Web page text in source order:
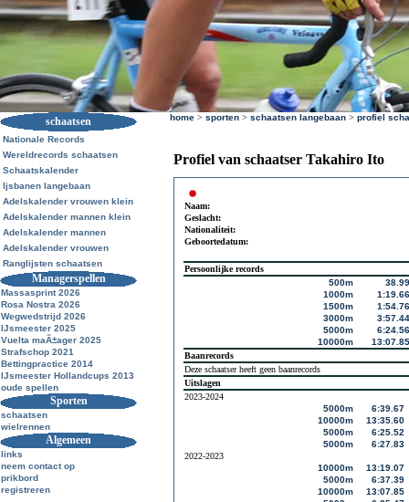
schaatsen
Nationale Records
Wereldrecords schaatsen
Schaatskalender
Ijsbanen langebaan
Adelskalender vrouwen klein
Adelskalender mannen klein
Adelskalender mannen
Adelskalender vrouwen
Ranglijsten schaatsen
Managerspellen
Massasprint 2026
Rosa Nostra 2026
Wegwedstrijd 2026
IJsmeester 2025
Vuelta maÃ±ager 2025
Strafschop 2021
Bettingpractice 2014
IJsmeester Hollandcups 2013
oude spellen
Sporten
schaatsen
wielrennen
Algemeen
links
neem contact op
prikbord
registreren
home > sporten > schaatsen langebaan > profiel
Profiel van schaatser Takahiro Ito
Naam:
Geslacht:
Nationaliteit:
Geboortedatum:
Persoonlijke records
500m
38.99
1000m
1:19.66
1500m
1:54.76
3000m
3:57.44
5000m
6:24.56
10000m
13:07.85
Baanrecords
Deze schaatser heeft geen baanrecords
Uitslagen
2023-2024
5000m
6:39.67
10000m
13:35.60
5000m
6:25.52
5000m
6:27.83
2022-2023
10000m
13:19.07
5000m
6:37.39
10000m
13:07.85